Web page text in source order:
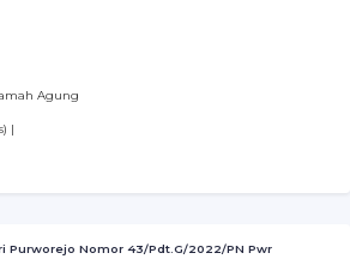
Agung
|
Purworejo Nomor 43/Pdt.G/2022/PN Pwr